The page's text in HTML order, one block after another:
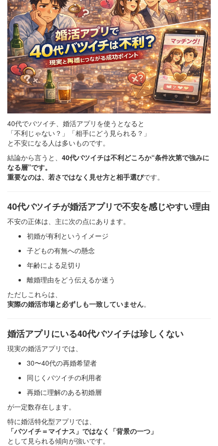
40代でバツイチ、婚活アプリを使うとなると
「不利じゃない？」「相手にどう見られる？」
と不安になる人は多いものです。
結論から言うと、 40代バツイチは不利どころか“条件次第で強みに
なる層”です。
重要なのは、若さではなく 見せ方と相手選びです。
40代バツイチが婚活アプリで不安を感じやすい理由
不安の正体は、主に次の点にあります。
初婚が有利というイメージ
子どもの有無への懸念
年齢による足切り
離婚理由をどう伝えるか迷う
ただしこれらは、
実際の婚活市場と必ずしも一致していません。
婚活アプリにいる40代バツイチは珍しくない
現実の婚活アプリでは、
30〜40代の再婚希望者
同じくバツイチの利用者
再婚に理解のある初婚層
が一定数存在します。
特に婚活特化型アプリでは、
「バツイチ＝マイナス」ではなく「背景の一つ」
として見られる傾向が強いです。